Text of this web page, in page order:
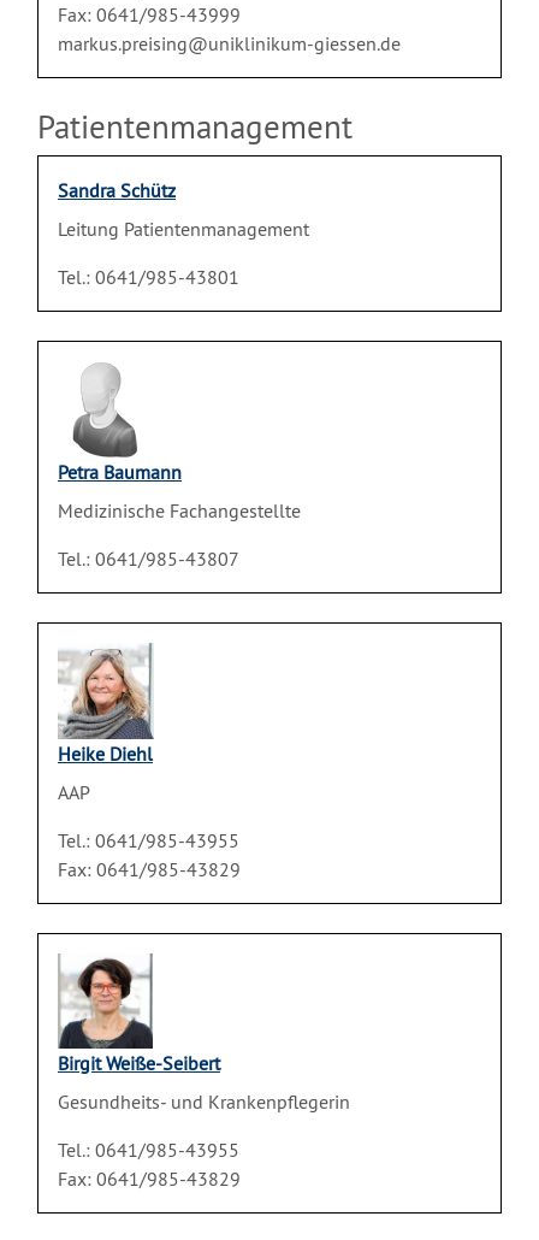
Fax: 0641/985-43999
markus.preising@uniklinikum-giessen.de
Patientenmanagement
Sandra Schütz
Leitung Patientenmanagement
Tel.: 0641/985-43801
Petra Baumann
Medizinische Fachangestellte
Tel.: 0641/985-43807
Heike Diehl
AAP
Tel.: 0641/985-43955
Fax: 0641/985-43829
Birgit Weiße-Seibert
Gesundheits- und Krankenpflegerin
Tel.: 0641/985-43955
Fax: 0641/985-43829